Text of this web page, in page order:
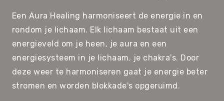
Een Aura Healing harmoniseert de energie in en
rondom je lichaam. Elk lichaam bestaat uit een
energieveld om je heen, je aura en een
energiesysteem in je lichaam, je chakra's. Door
deze weer te harmoniseren gaat je energie beter
stromen en worden blokkade's opgeruimd.